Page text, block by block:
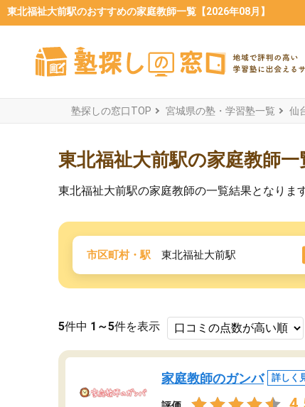
東北福祉大前駅のおすすめの家庭教師一覧【2026年08月】
塾探しの窓口TOP 宮城県の塾・学習塾一覧 仙
東北福祉大前駅の家庭教師一
東北福祉大前駅の家庭教師の一覧結果となりま
市区町村・駅 東北福祉大前駅
5件中 1～5件を表示
家庭教師のガンバ 詳しく